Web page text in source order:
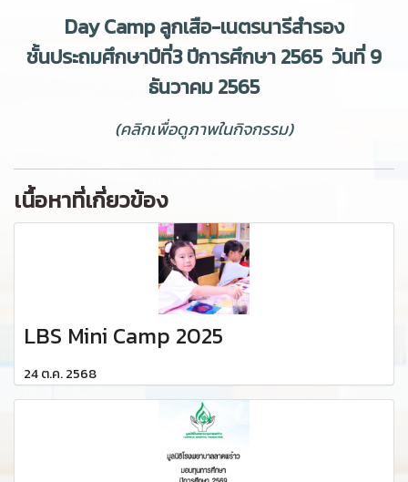
Day Camp ลูกเสือ-เนตรนารีสำรอง
ชั้นประถมศึกษาปีที่3 ปีการศึกษา 2565 วันที่ 9
ธันวาคม 2565
(คลิกเพื่อดูภาพในกิจกรรม)
เนื้อหาที่เกี่ยวข้อง
LBS Mini Camp 2025
24 ต.ค. 2568